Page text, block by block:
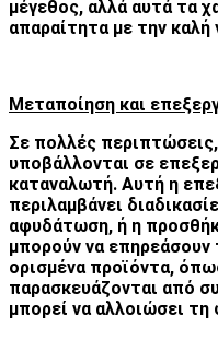
μέγεθος, αλλά αυτά τα
απαραίτητα με την καλή
Μεταποίηση και
Σε πολλές
υποβάλλονται σε
καταναλωτή. Αυτή η
περιλαμβάνει
αφυδάτωση, ή η
μπορούν να επηρεάσουν
ορισμένα προϊόντα,
παρασκευάζονται από
μπορεί να αλλοιώσει